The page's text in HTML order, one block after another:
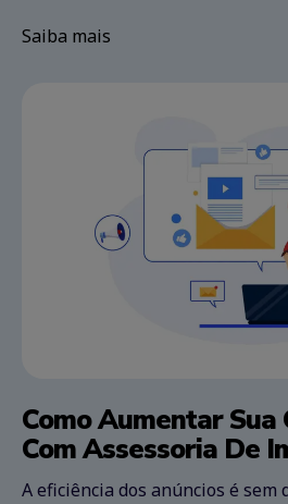
Saiba mais
Como Aumentar
Com Assessoria De
A eficiência dos anúncios é sem